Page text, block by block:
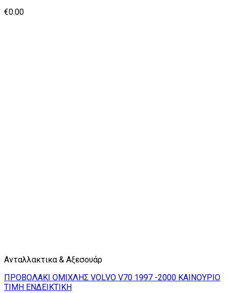
€0.00
Ανταλλακτικα & Αξεσουάρ
ΠΡΟΒΟΛΑΚΙ ΟΜΙΧΛΗΣ VOLVO V70 1997 -2000 ΚΑΙΝΟΥΡΙΟ
ΤΙΜΗ ΕΝΔΕΙΚΤΙΚΗ